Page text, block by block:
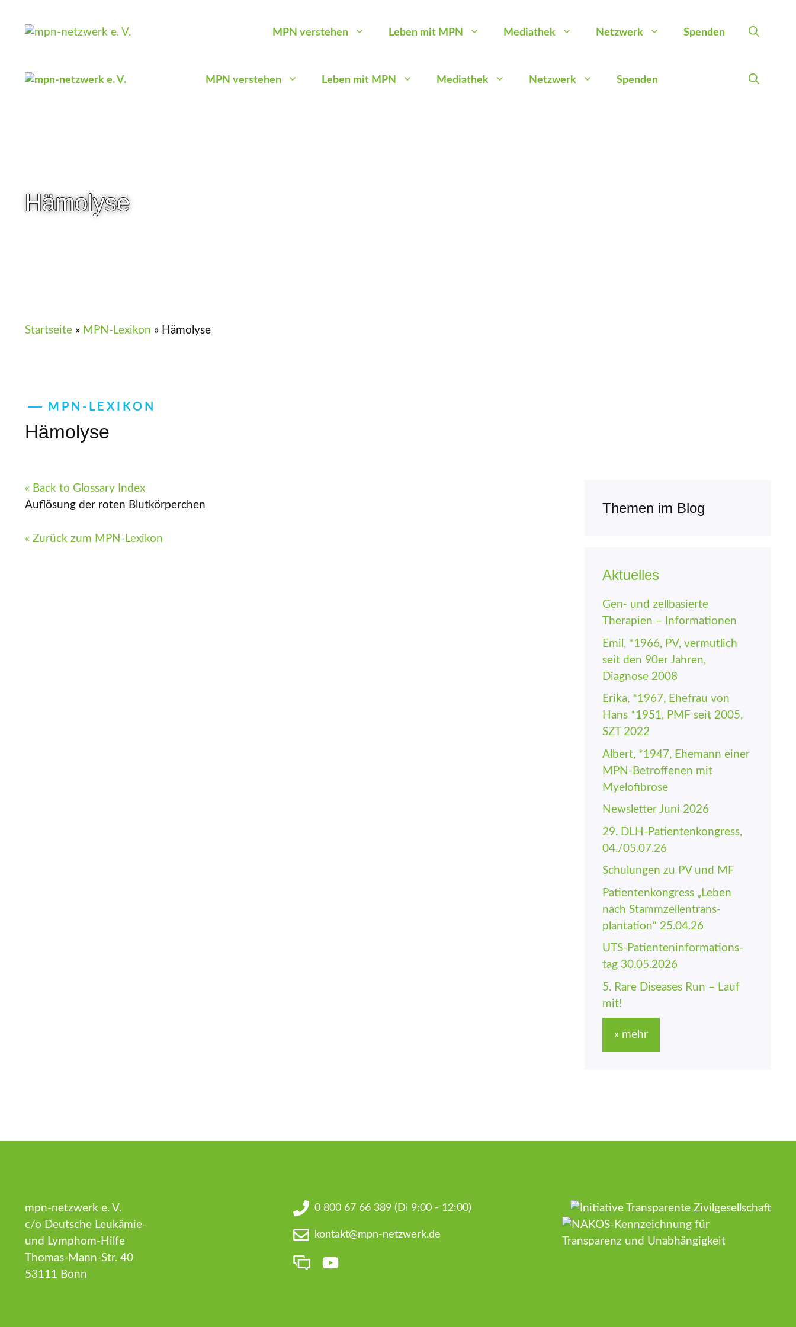
Inhalt
MPN verstehen Leben mit MPN Mediathek Netzwerk Spenden
MPN verstehen Leben mit MPN Mediathek Netzwerk Spenden
Hämolyse
Startseite » MPN-Lexikon » Hämolyse
MPN-LEXIKON
Hämolyse
« Back to Glossary Index
Auflösung der roten Blutkörperchen
« Zurück zum MPN-Lexikon
Themen im Blog
Aktuelles
Gen- und zellbasierte
Therapien – Informationen
Emil, *1966, PV, vermutlich
seit den 90er Jahren,
Diagnose 2008
Erika, *1967, Ehefrau von
Hans *1951, PMF seit 2005,
SZT 2022
Albert, *1947, Ehemann einer
MPN-Betroffenen mit
Myelofibrose
Newsletter Juni 2026
29. DLH-Patienten­kongress,
04./05.07.26
Schulungen zu PV und MF
Patienten­kongress „Leben
nach Stamm­zellen­trans­
plantation“ 25.04.26
UTS-Patienten­informations­
tag 30.05.2026
5. Rare Diseases Run – Lauf
mit!
» mehr
mpn-netzwerk e. V.
c/o Deutsche Leukämie-
und Lymphom-Hilfe
Thomas-Mann-Str. 40
53111 Bonn
0 800 67 66 389 (Di 9:00 - 12:00)
kontakt@mpn-netzwerk.de